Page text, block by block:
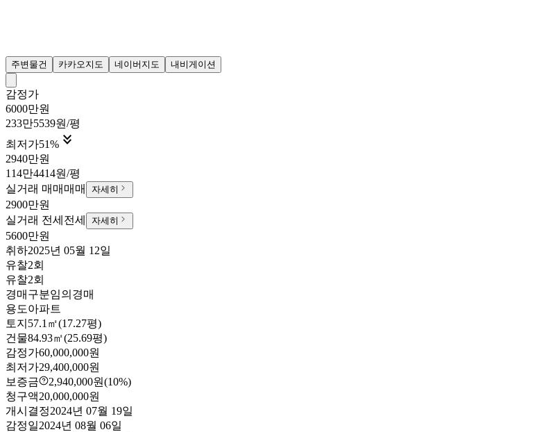
주변물건 카카오지도 네이버지도 내비게이션
감정가
6000만원
233만5539원/평
최저가51% 
2940만원
114만4414원/평
실거래 매매 매매 자세히
2900만원
실거래 전세 전세 자세히
5600만원
취하2025년 05월 12일
유찰2회
유찰2회
경매구분임의경매
용도아파트
토지 57.1㎡(17.27평)
건물84.93㎡(25.69평)
감정가60,000,000원
최저가29,400,000원
보증금
2,940,000원(10%)
청구액20,000,000원
개시결정2024년 07월 19일
감정일2024년 08월 06일